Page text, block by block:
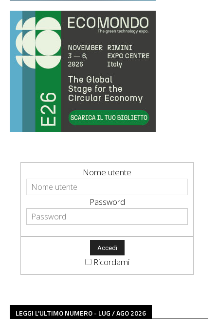
Nome utente
Password
Ricordami
LEGGI L'ULTIMO NUMERO - LUG / AGO 2026